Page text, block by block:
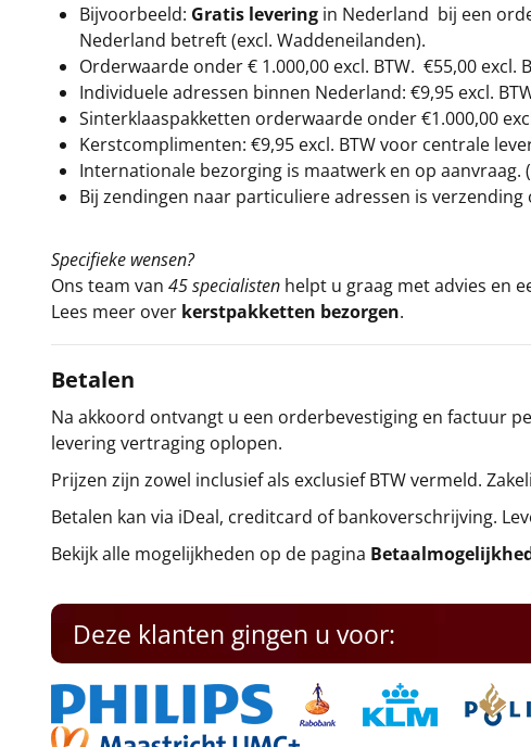
Bijvoorbeeld: Gratis levering in Nederland bij een
Nederland betreft (excl. Waddeneilanden).
Orderwaarde onder € 1.000,00 excl. BTW. €55,00 excl.
Individuele adressen binnen Nederland: €9,95 excl.
Sinterklaaspakketten orderwaarde onder €1.000,00
Kerstcomplimenten: €9,95 excl. BTW voor centrale
Internationale bezorging is maatwerk en op aanvraag.
Bij zendingen naar particuliere adressen is
Specifieke wensen?
Ons team van 45 specialisten helpt u graag met advies en
Lees meer over kerstpakketten bezorgen.
Betalen
Na akkoord ontvangt u een orderbevestiging en factuur
levering vertraging oplopen.
Prijzen zijn zowel inclusief als exclusief BTW vermeld.
Betalen kan via iDeal, creditcard of bankoverschrijving.
Bekijk alle mogelijkheden op de pagina
Deze klanten gingen u voor: